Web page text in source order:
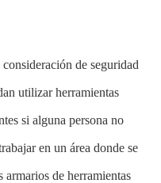
de seguridad
utilizar herramientas
si alguna persona no
en un área donde se
armarios de herramientas